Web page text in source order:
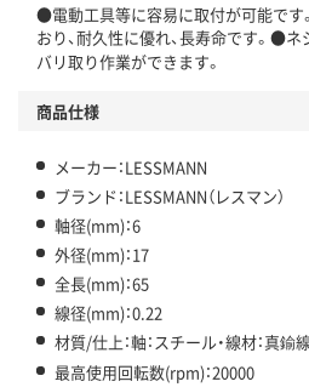
●電動工具等に容易に取付が可能で
おり、耐久性に優れ、長寿命です。●
バリ取り作業ができます。
商品仕様
メーカー：LESSMANN
ブランド：LESSMANN（レスマン）
軸径(mm)：6
外径(mm)：17
全長(mm)：65
線径(mm)：0.22
材質/仕上：軸：スチール・線材：真鍮線
最高使用回転数(rpm)：20000